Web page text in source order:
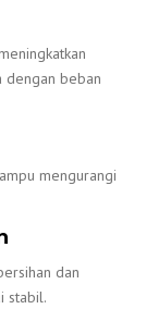
dengan beban
mengurangi
dan
stabil.